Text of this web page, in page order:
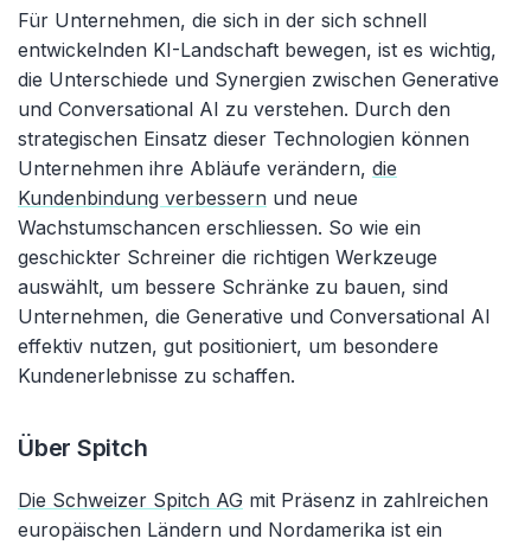
Für Unternehmen, die sich in der sich schnell
entwickelnden KI-Landschaft bewegen, ist es wichtig,
die Unterschiede und Synergien zwischen Generative
und Conversational AI zu verstehen. Durch den
strategischen Einsatz dieser Technologien können
Unternehmen ihre Abläufe verändern, die
Kundenbindung verbessern und neue
Wachstumschancen erschliessen. So wie ein
geschickter Schreiner die richtigen Werkzeuge
auswählt, um bessere Schränke zu bauen, sind
Unternehmen, die Generative und Conversational AI
effektiv nutzen, gut positioniert, um besondere
Kundenerlebnisse zu schaffen.
Über Spitch
Die Schweizer Spitch AG mit Präsenz in zahlreichen
europäischen Ländern und Nordamerika ist ein